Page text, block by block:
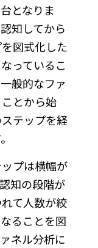
となりま
知してから
図式化した
っているこ
般的なファ
とから始
テップを経
プは横幅が
知の段階が
て人数が絞
ることを図
ネル分析に